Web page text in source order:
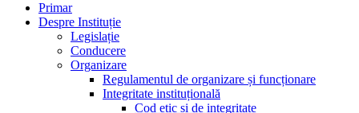
Primar
Despre Instituție
Legislație
Conducere
Organizare
Regulamentul de organizare și funcționare
Integritate instituțională
Cod etic și de integritate